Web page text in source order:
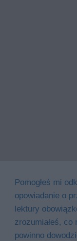
Pomogłeś mi
opowiadanie o
lektury
zrozumiałeś, co
powinno